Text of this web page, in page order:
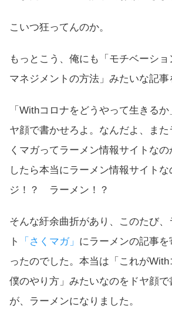
こいつ狂ってんのか。
もっとこう、俺にも「モチベーシ
マネジメントの方法」みたいな記事
「Withコロナをどうやって生きる
ヤ顔で書かせろよ。なんだよ、また
くマガってラーメン情報サイトな
したら本当にラーメン情報サイト
ジ！？ ラーメン！？
そんな紆余曲折があり、このたび、
ト
「さくマガ」 にラーメンの記事
ったのでした。本当は「これがWith
僕のやり方」みたいなのをドヤ顔
が、ラーメンになりました。